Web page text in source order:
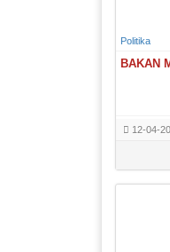
Politika
BAKAN
12-04-